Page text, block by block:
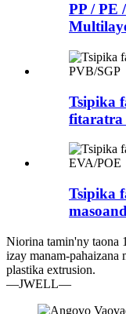
PP / PE
Tsipika
fitaratra
Tsipika
Niorina tamin'ny taona
izay manam-pahaizana
plastika extrusion.
—JWELL—